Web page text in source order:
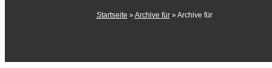
Startseite » Archive für» Archive für